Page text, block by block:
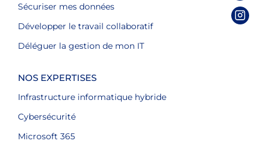
Sécuriser mes données
Développer le travail collaboratif
Déléguer la gestion de mon IT
NOS EXPERTISES
Infrastructure informatique hybride
Cybersécurité
Microsoft 365